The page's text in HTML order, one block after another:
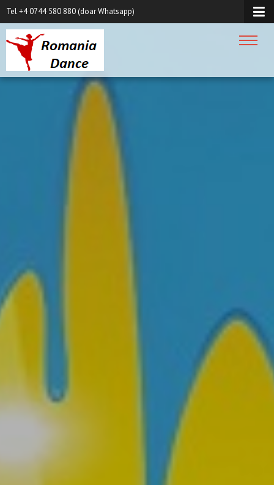
Tel +4 0744 580 880 (doar Whatsapp)